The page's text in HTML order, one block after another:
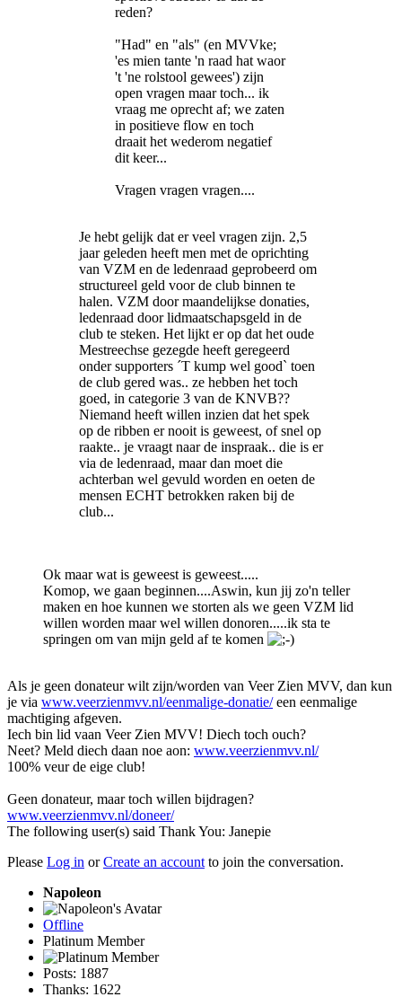
reden?
"Had" en "als" (en MVVke;
'es mien tante 'n raad hat waor
't 'ne rolstool gewees') zijn
open vragen maar toch... ik
vraag me oprecht af; we zaten
in positieve flow en toch
draait het wederom negatief
dit keer...
Vragen vragen vragen....
Je hebt gelijk dat er veel vragen zijn. 2,5
jaar geleden heeft men met de oprichting
van VZM en de ledenraad geprobeerd om
structureel geld voor de club binnen te
halen. VZM door maandelijkse donaties,
ledenraad door lidmaatschapsgeld in de
club te steken. Het lijkt er op dat het oude
Mestreechse gezegde heeft geregeerd
onder supporters ´T kump wel good` toen
de club gered was.. ze hebben het toch
goed, in categorie 3 van de KNVB??
Niemand heeft willen inzien dat het spek
op de ribben er nooit is geweest, of snel op
raakte.. je vraagt naar de inspraak.. die is er
via de ledenraad, maar dan moet die
achterban wel gevuld worden en oeten de
mensen ECHT betrokken raken bij de
club...
Ok maar wat is geweest is geweest.....
Komop, we gaan beginnen....Aswin, kun jij zo'n teller
maken en hoe kunnen we storten als we geen VZM lid
willen worden maar wel willen donoren.....ik sta te
springen om van mijn geld af te komen
Als je geen donateur wilt zijn/worden van Veer Zien MVV, dan kun
je via www.veerzienmvv.nl/eenmalige-donatie/een eenmalige
machtiging afgeven.
Iech bin lid vaan Veer Zien MVV! Diech toch ouch?
Neet? Meld diech daan noe aon: www.veerzienmvv.nl/
100% veur de eige club!
Geen donateur, maar toch willen bijdragen?
www.veerzienmvv.nl/doneer/
The following user(s) said Thank You: Janepie
Please Log in orCreate an account to join the conversation.
Napoleon
Offline
Platinum Member
Posts: 1887
Thanks: 1622